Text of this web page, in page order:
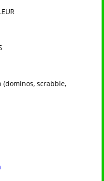
(dominos, scrabble,